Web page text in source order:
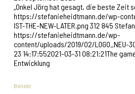
„Onkel Jörg hat gesagt, die beste Zeit
https://stefanieheidtmann.de/wp-
IST-THE-NEW-LATER.png 312 845
https://stefanieheidtmann.de/wp-
content/uploads/2019/02/LOGO_NEU-
23 14:17:552021-03-31 08:21:21The
Entwicklung
Beliebt